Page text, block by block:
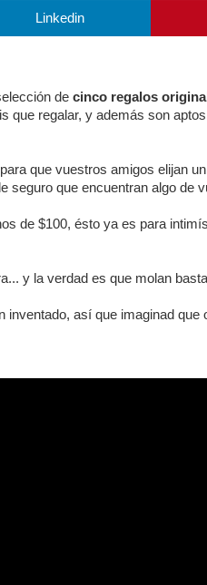
Linkedin
de cinco regalos
que regalar, y además son
que vuestros amigos elijan
seguro que encuentran algo de
de $100, ésto ya es para
y la verdad es que molan
así que imaginad que